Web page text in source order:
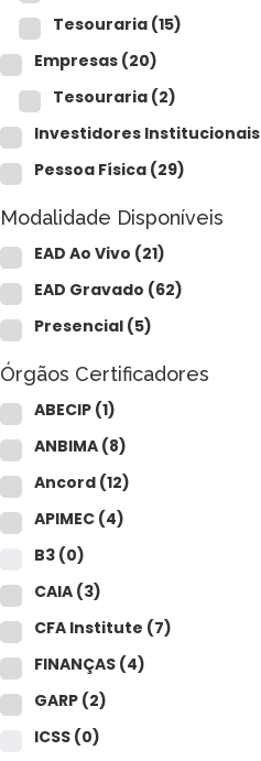
Tesouraria (15)
Empresas (20)
Tesouraria (2)
Investidores Institucionais
Pessoa Física (29)
Modalidade Disponíveis
EAD Ao Vivo (21)
EAD Gravado (62)
Presencial (5)
Órgãos Certificadores
ABECIP (1)
ANBIMA (8)
Ancord (12)
APIMEC (4)
B3 (0)
CAIA (3)
CFA Institute (7)
FINANÇAS (4)
GARP (2)
ICSS (0)